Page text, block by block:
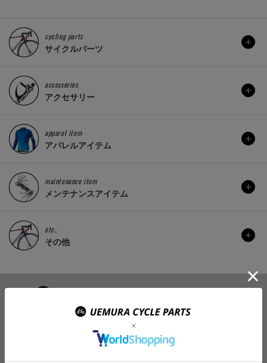
cycling parts
サイクルパーツ
accessories
アクセサリー
apparel item
アパレルアイテム
maintenance item
メンテナンスアイテム
etc..
その他